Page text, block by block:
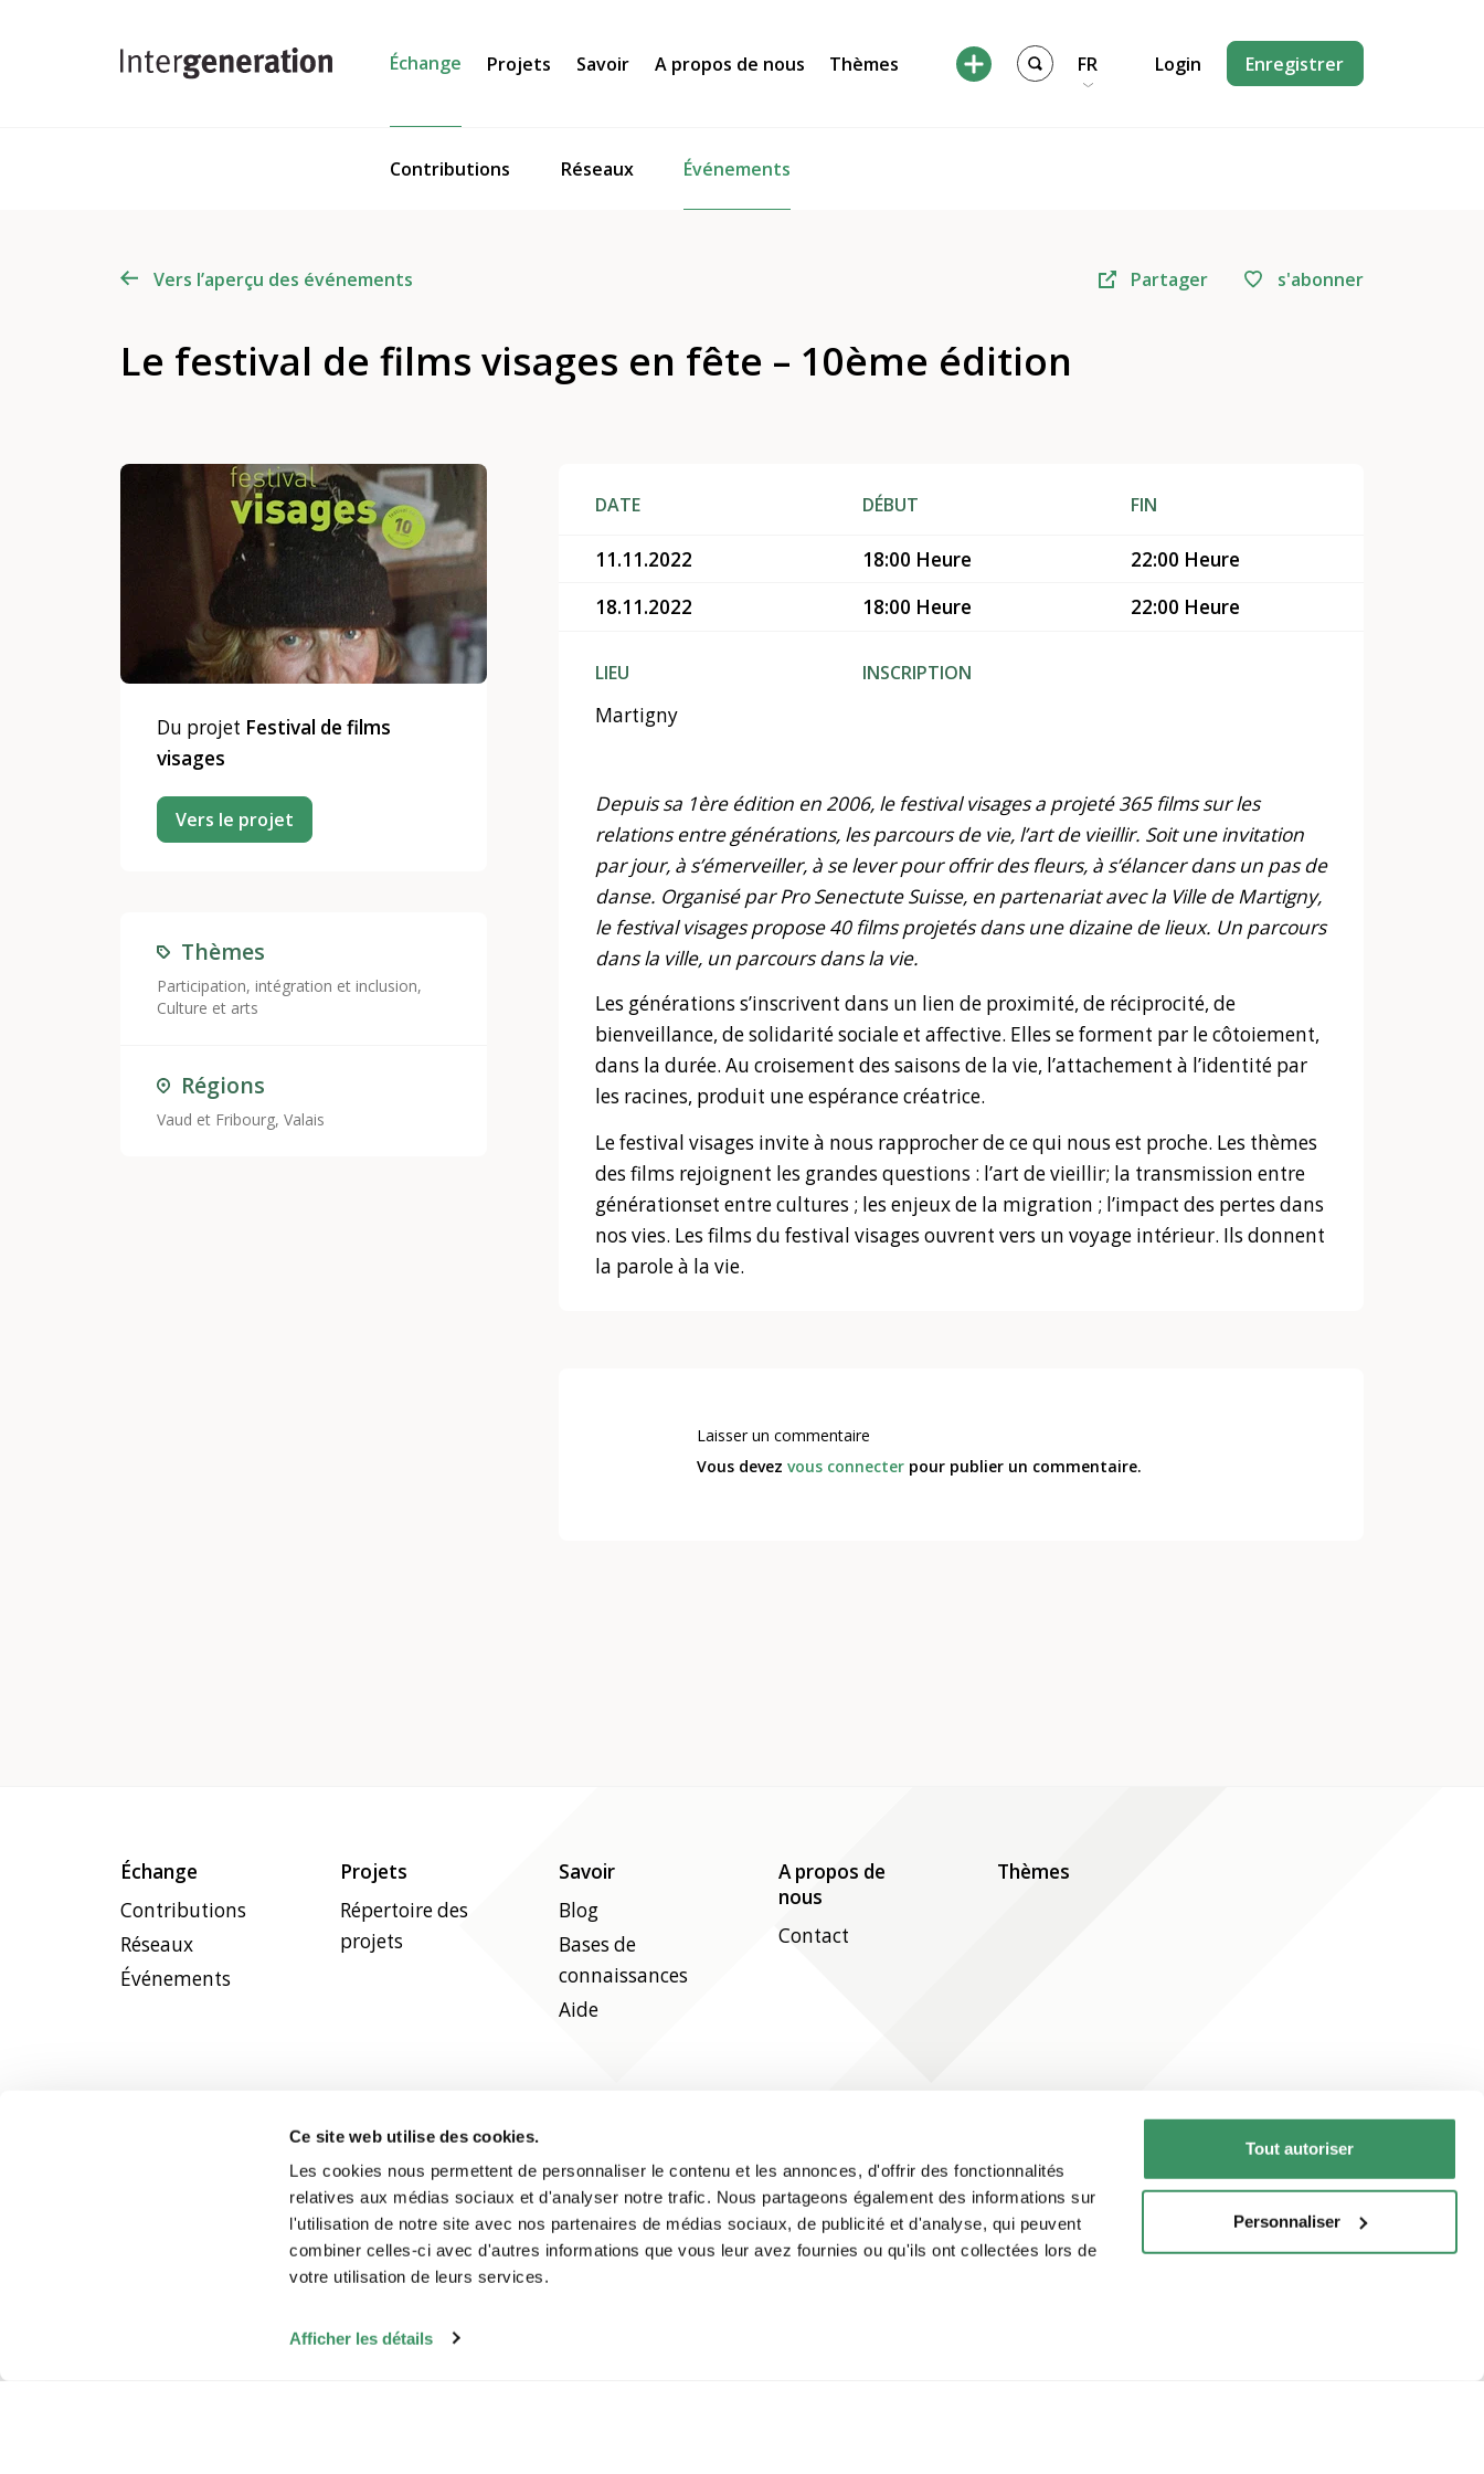
Ce site web utilise des cookies.
Les cookies nous permettent de personnaliser le contenu et les annonces, d'offrir des fonctionnalités
relatives aux médias sociaux et d'analyser notre trafic. Nous partageons également des informations sur
l'utilisation de notre site avec nos partenaires de médias sociaux, de publicité et d'analyse, qui peuvent
combiner celles-ci avec d'autres informations que vous leur avez fournies ou qu'ils ont collectées lors de
votre utilisation de leurs services.
Afficher les détails
Tout autoriser
Personnaliser
Échange
Contributions Réseaux Événements
Projets Savoir A propos de nous Thèmes FR Login Enregistrer
Vers l’aperçu des événements Partager s'abonner
Le festival de films visages en fête – 10ème édition
Du projet Festival de films
visages
Vers le projet
Thèmes
Participation, intégration et inclusion,
Culture et arts
Régions
Vaud et Fribourg, Valais
DATE DÉBUT FIN
11.11.2022 18:00 Heure
22:00 Heure
18.11.2022
18:00 Heure 22:00 Heure
LIEU
Martigny
INSCRIPTION
Depuis sa 1ère édition en 2006, le festival visages a projeté 365 films sur les
relations entre générations, les parcours de vie, l’art de vieillir. Soit une invitation
par jour, à s’émerveiller, à se lever pour offrir des fleurs, à s’élancer dans un pas de
danse. Organisé par Pro Senectute Suisse, en partenariat avec la Ville de Martigny,
le festival visages propose 40 films projetés dans une dizaine de lieux. Un parcours
dans la ville, un parcours dans la vie.
Les générations s’inscrivent dans un lien de proximité, de réciprocité, de
bienveillance, de solidarité sociale et affective. Elles se forment par le côtoiement,
dans la durée. Au croisement des saisons de la vie, l’attachement à l’identité par
les racines, produit une espérance créatrice.
Le festival visages invite à nous rapprocher de ce qui nous est proche. Les thèmes
des films rejoignent les grandes questions : l’art de vieillir; la transmission entre
générationset entre cultures ; les enjeux de la migration ; l’impact des pertes dans
nos vies. Les films du festival visages ouvrent vers un voyage intérieur. Ils donnent
la parole à la vie.
Laisser un commentaire
Vous devez vous connecterpour publier un commentaire.
Échange
Contributions
Réseaux
Événements
Projets
Répertoire des
projets
Savoir
Blog
Bases de
connaissances
Aide
A propos de
nous
Contact
Thèmes
newsletter
s’abonner maintenant